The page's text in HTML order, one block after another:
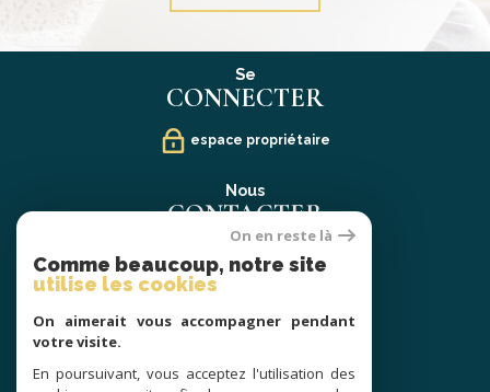
Se
CONNECTER
espace propriétaire
Nous
CONTACTER
02 40 21 91 13
contact@prestige-atlantique.fr
SUIVRE
On en reste là
Comme beaucoup, notre site
utilise les cookies
On aimerait vous accompagner pendant
votre visite.
En poursuivant, vous acceptez l'utilisation des